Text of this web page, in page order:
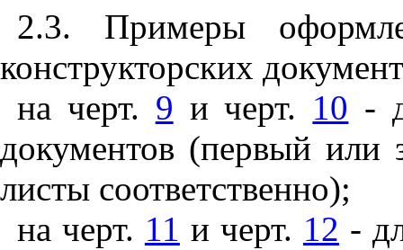
2.3. Примеры
конструкторских
на черт. 9 и черт. 10 -
документов (первый или
листы соответственно);
на черт. 11 и черт. 12 -